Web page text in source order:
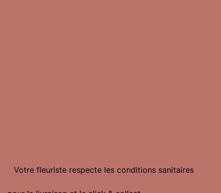
Votre fleuriste respecte les conditions sanitaires